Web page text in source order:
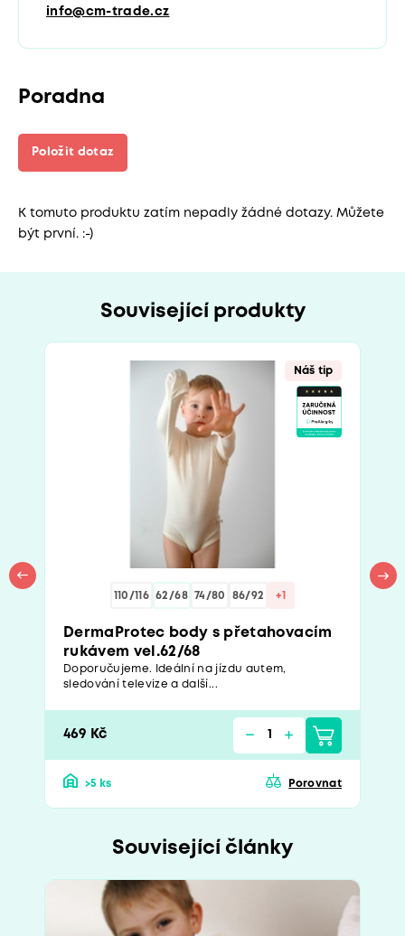
info@cm-trade.cz
Poradna
Položit dotaz
K tomuto produktu zatím nepadly žádné dotazy. Můžete
být první. :-)
Související produkty
Náš tip
110/116 62/68 74/80 86/92 +1
DermaProtec body s přetahovacím
rukávem vel.62/68
Doporučujeme. Ideální na jízdu autem,
sledování televize a další...
469 Kč
>5 ks Porovnat
Související články